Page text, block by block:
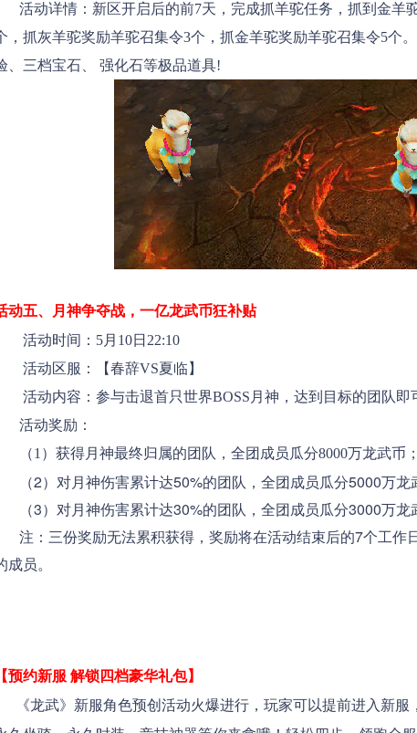
活动详情：新区开启后的前7天，完成抓羊驼任务，抓到金羊驼
，抓灰羊驼奖励羊驼召集令3个，抓金羊驼奖励羊驼召集令5个
、三档宝石、 强化石等极品道具!
动五、
月神争夺战，一亿龙武币狂补贴
活动时间：5月10日22:10
活动区服：
【春辞VS夏临 】
活动内容：参与击退首只世界BOSS月神，达到目标的团队即
活动奖励：
（1）获得月神最终归属的团队，全团成员瓜分8000万龙武币；
（2）对月神伤害累计达50%的团队，全团成员瓜分5000万龙
（3）对月神伤害累计达30%的团队，全团成员瓜分3000万龙
注：三份奖励无法累积获得，奖励将在活动结束后的7个工作
成员。
【预约新服 解锁四档豪华礼包】
《龙武》新服角色预创活动火爆进行，玩家可以提前进入新服